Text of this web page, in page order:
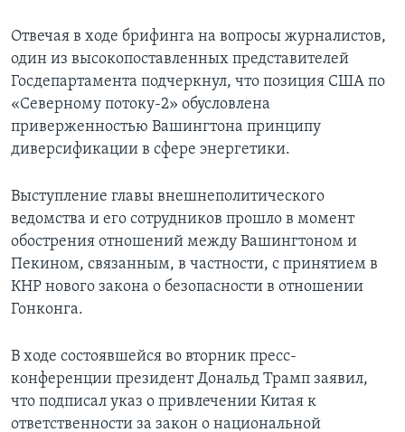
Отвечая в ходе брифинга на вопросы журналистов,
один из высокопоставленных представителей
Госдепартамента подчеркнул, что позиция США по
«Северному потоку-2» обусловлена
приверженностью Вашингтона принципу
диверсификации в сфере энергетики.
Выступление главы внешнеполитического
ведомства и его сотрудников прошло в момент
обострения отношений между Вашингтоном и
Пекином, связанным, в частности, с принятием в
КНР нового закона о безопасности в отношении
Гонконга.
В ходе состоявшейся во вторник пресс-
конференции президент Дональд Трамп заявил,
что подписал указ о привлечении Китая к
ответственности за закон о национальной